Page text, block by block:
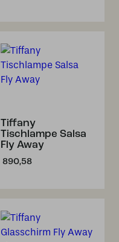
Tiffany
Tischlampe Salsa
Fly Away
890,58